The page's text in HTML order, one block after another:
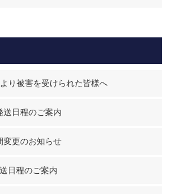
り被害を受けられた皆様へ
送日程のご案内
変更のお知らせ
日程のご案内